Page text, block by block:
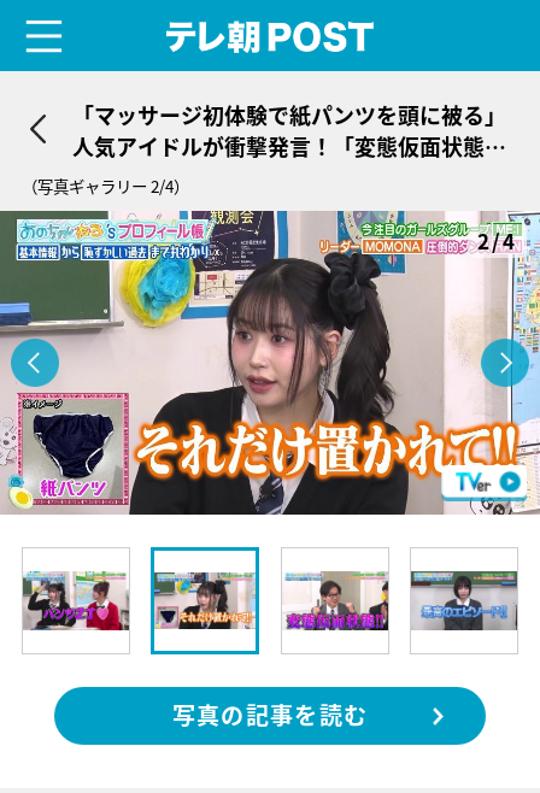
「マッサージ初体験で紙パンツを頭に被る」
人気アイドルが衝撃発言！「変態仮面状態っ
てこと!?」
（写真ギャラリー 2/4）
2/4
写真の記事を読む